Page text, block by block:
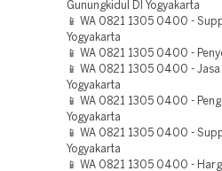
Gunungkidul DI Yogyakarta
📱 WA 0821 1305 0400 -
Yogyakarta
📱 WA 0821 1305 0400 -
📱 WA 0821 1305 0400 -
Yogyakarta
📱 WA 0821 1305 0400 -
Yogyakarta
📱 WA 0821 1305 0400 -
Yogyakarta
📱 WA 0821 1305 0400 -